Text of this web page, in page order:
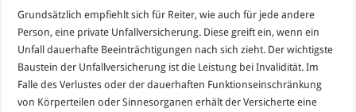
Grundsätzlich empfiehlt sich für Reiter, wie auch für jede andere
Person, eine private Unfallversicherung. Diese greift ein, wenn ein
Unfall dauerhafte Beeinträchtigungen nach sich zieht. Der wichtigste
Baustein der Unfallversicherung ist die Leistung bei Invalidität. Im
Falle des Verlustes oder der dauerhaften Funktionseinschränkung
von Körperteilen oder Sinnesorganen erhält der Versicherte eine